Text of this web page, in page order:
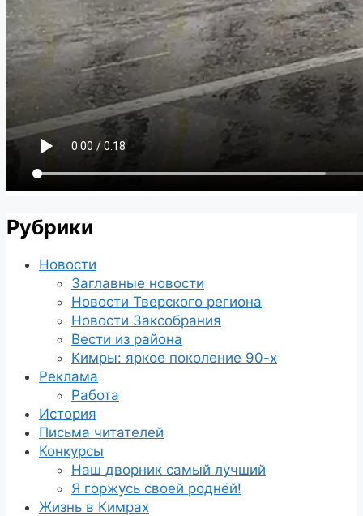
Рубрики
Новости
Заглавные новости
Новости Тверского региона
Новости Заксобрания
Вести из района
Кимры: яркое поколение 90-х
Реклама
Работа
История
Письма читателей
Конкурсы
Наш дворник самый лучший
Я горжусь своей роднёй!
Жизнь в Кимрах